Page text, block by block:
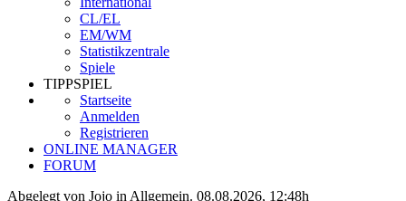
CL/EL
EM/WM
Statistikzentrale
Spiele
TIPPSPIEL
Startseite
Anmelden
Registrieren
ONLINE MANAGER
FORUM
Abgelegt von Jojo in Allgemein. 08.08.2026, 12:48h